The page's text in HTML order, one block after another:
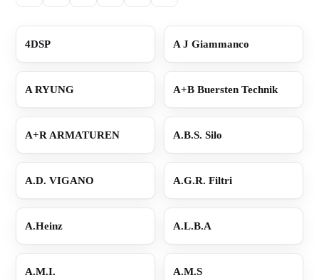
4DSP A J Giammanco
A RYUNG A+B Buersten Technik
A+R ARMATUREN A.B.S. Silo
A.D. VIGANO A.G.R. Filtri
A.Heinz A.L.B.A
A.M.I. A.M.S